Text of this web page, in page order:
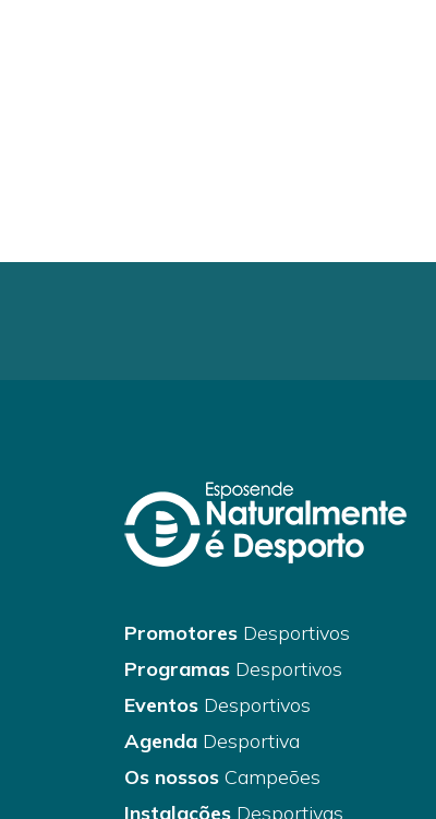
Promotores Desportivos
Programas Desportivos
Eventos Desportivos
Agenda Desportiva
Os nossos Campeões
Instalações Desportivas